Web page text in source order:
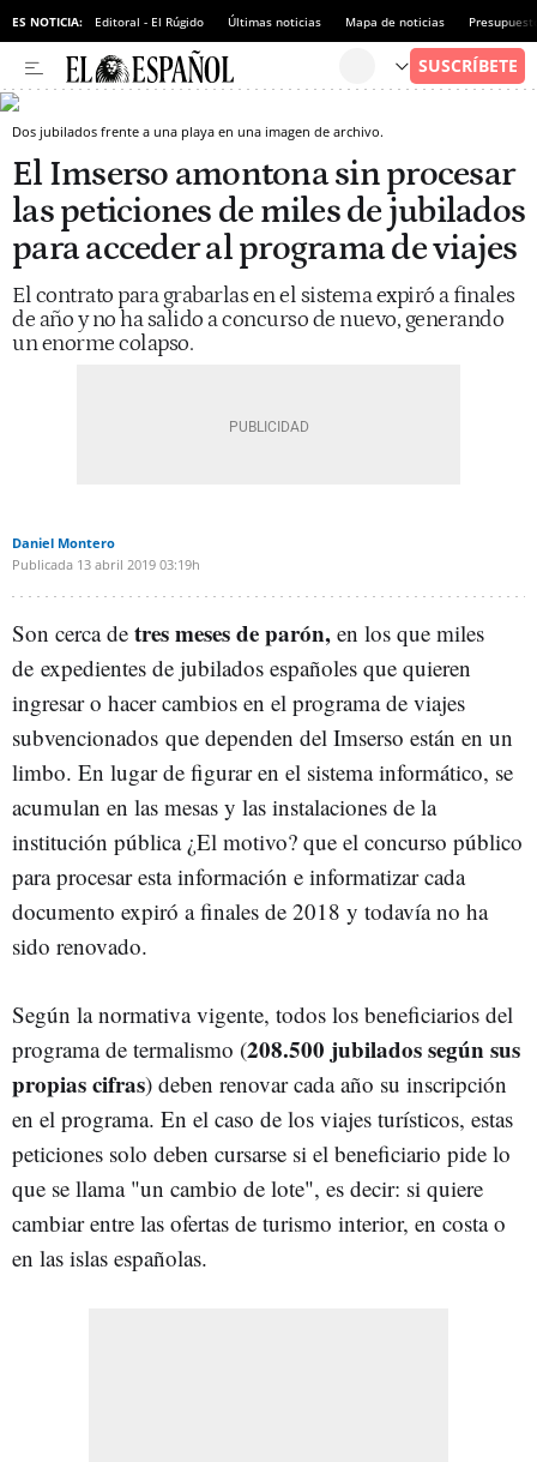
ES NOTICIA: Editoral - El Rúgido Últimas noticias Mapa de noticias
Dos jubilados frente a una playa en una imagen de archivo.
El Imserso amontona sin procesar
las peticiones de miles de jubilados
para acceder al programa de viajes
El contrato para grabarlas en el sistema expiró a finales
de año y no ha salido a concurso de nuevo, generando
un enorme colapso.
Daniel Montero
Publicada 13 abril 2019 03:19h
Son cerca de tres meses de parón, en los que miles
de expedientes de jubilados españoles que quieren
ingresar o hacer cambios en el programa de viajes
subvencionados que dependen del Imserso están en un
limbo. En lugar de figurar en el sistema informático, se
acumulan en las mesas y las instalaciones de la
institución pública ¿El motivo? que el concurso público
para procesar esta información e informatizar cada
documento expiró a finales de 2018 y todavía no ha
sido renovado.
Según la normativa vigente, todos los beneficiarios del
programa de termalismo (208.500 jubilados según sus
propias cifras) deben renovar cada año su inscripción
en el programa. En el caso de los viajes turísticos, estas
peticiones solo deben cursarse si el beneficiario pide lo
que se llama "un cambio de lote", es decir: si quiere
cambiar entre las ofertas de turismo interior, en costa o
en las islas españolas.